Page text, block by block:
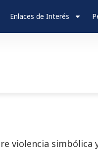
Enlaces de Interés
violencia